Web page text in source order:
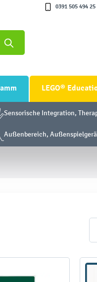
0391 505 494 25
LEGO®
Sensorische Integration,
Außenbereich,